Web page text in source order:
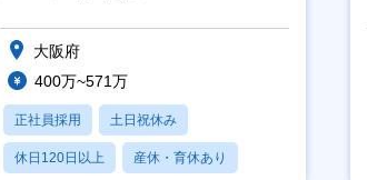
大阪府
400万~571万
正社員採用 土日祝休み
休日120日以上 産休・育休あり